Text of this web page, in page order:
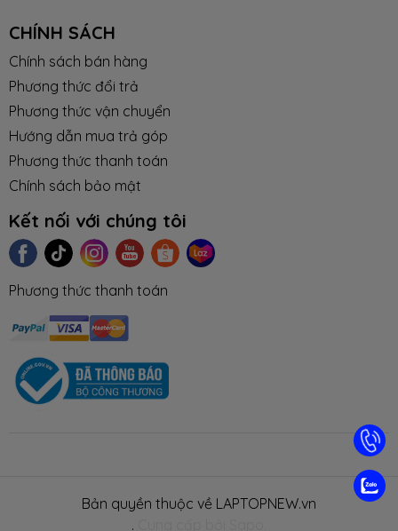
QUYỀN
TRA CỨU
HÀNH
CHÍNH SÁCH
Chính sách bán hàng
Phương thức đổi trả
Phương thức vận chuyển
Hướng dẫn mua trả góp
Phương thức thanh toán
Chính sách bảo mật
Kết nối với chúng tôi
Phương thức thanh toán
Bản quyền thuộc về LAPTOPNEW.vn
.